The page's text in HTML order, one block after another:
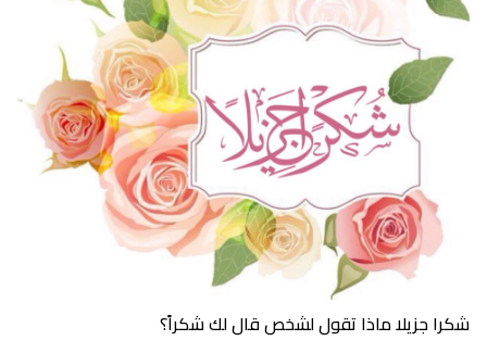
شكرا جزيلا ماذا تقول لشخص قال لك شكراً؟